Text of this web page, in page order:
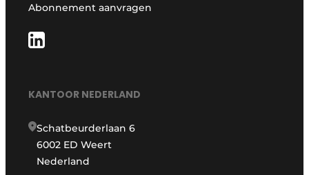
Abonnement aanvragen
KANTOOR NEDERLAND
Schatbeurderlaan 6
6002 ED Weert
Nederland